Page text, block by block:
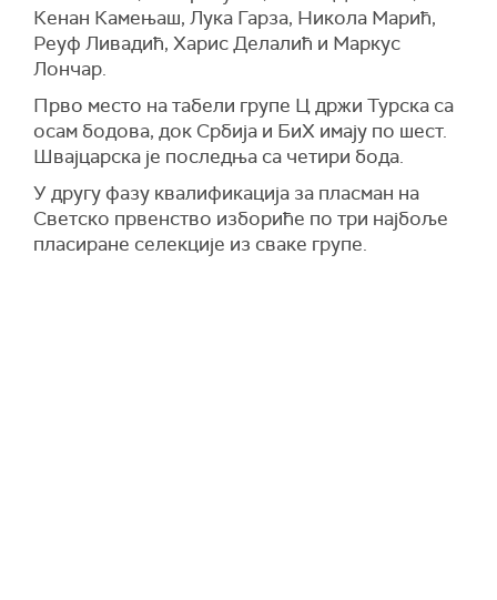
Кенан Камењаш, Лука Гарза, Никола Марић,
Реуф Ливадић, Харис Делалић и Маркус
Лончар.
Прво место на табели групе Ц држи Турска са
осам бодова, док Србија и БиХ имају по шест.
Швајцарска је последња са четири бода.
У другу фазу квалификација за пласман на
Светско првенство избориће по три најбоље
пласиране селекције из сваке групе.